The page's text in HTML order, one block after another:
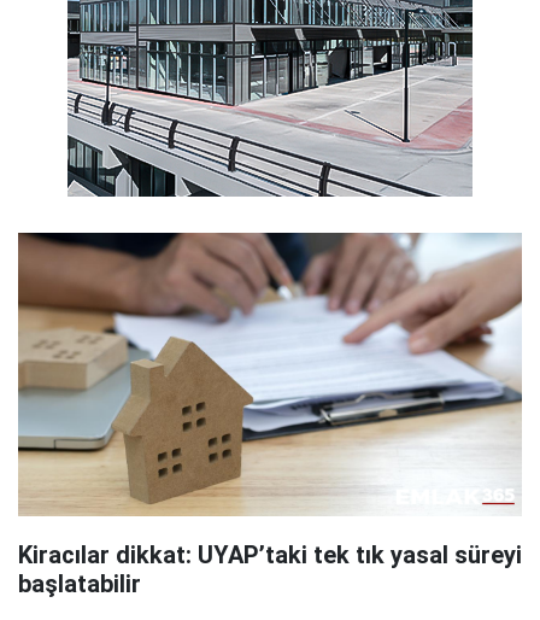
Kiracılar dikkat: UYAP’taki tek tık yasal süreyi
başlatabilir